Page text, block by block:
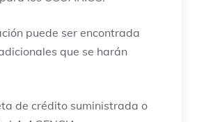
puede ser encontrada
que se harán
de crédito suministrada o